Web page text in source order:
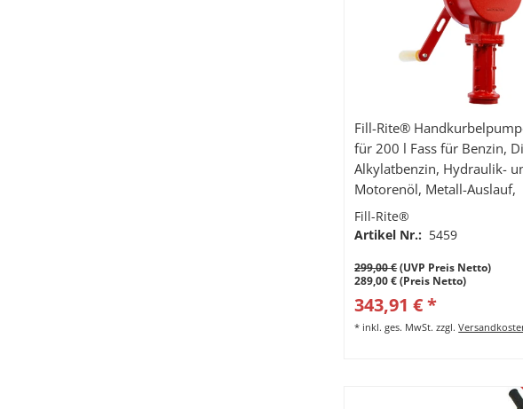
Fill-Rite®
für 200 l Fass für Benzin,
Alkylatbenzin, Hydraulik-
Motorenöl, Metall-Auslauf,
Teleskopsaugrohr
Fill-Rite®
Artikel Nr.: 5459
299,00 €(UVP Preis Netto)
289,00 € (Preis Netto)
343,91 € *
* inkl. ges. MwSt. zzgl.